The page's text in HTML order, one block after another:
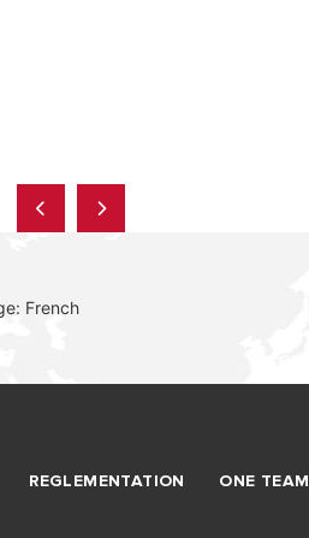
French
REGLEMENTATION ONE TEAM